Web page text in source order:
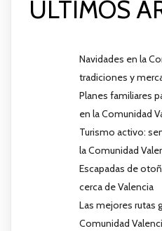
ÚLTIMOS
Navidades en la
tradiciones y
Planes familiares
en la Comunidad
Turismo activo:
la Comunidad
Escapadas de
cerca de Valencia
Las mejores rutas
Comunidad